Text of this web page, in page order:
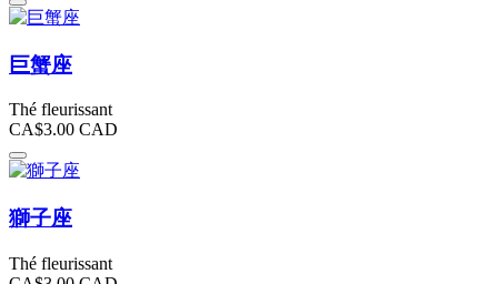
巨蟹座
Thé fleurissant
CA$3.00 CAD
獅子座
Thé fleurissant